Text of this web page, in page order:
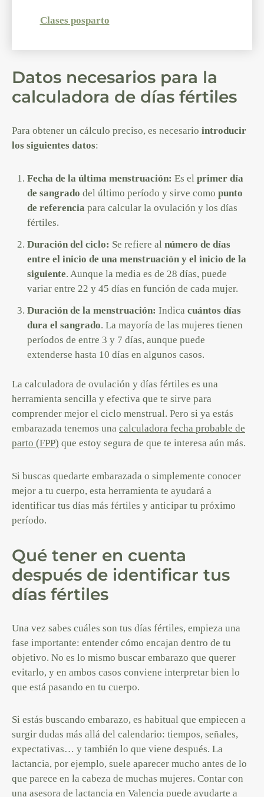
Clases posparto
Datos necesarios para la
calculadora de días fértiles
Para obtener un cálculo preciso, es necesario introducir
los siguientes datos:
Fecha de la última menstruación: Es el primer día
de sangrado del último período y sirve como punto
de referenciapara calcular la ovulación y los días
fértiles.
Duración del ciclo: Se refiere al número de días
entre el inicio de una menstruación y el inicio de la
siguiente. Aunque la media es de 28 días, puede
variar entre 22 y 45 días en función de cada mujer.
Duración de la menstruación: Indica cuántos días
dura el sangrado. La mayoría de las mujeres tienen
períodos de entre 3 y 7 días, aunque puede
extenderse hasta 10 días en algunos casos.
La calculadora de ovulación y días fértiles es una
herramienta sencilla y efectiva que te sirve para
comprender mejor el ciclo menstrual. Pero si ya estás
embarazada tenemos una calculadora fecha probable de
parto (FPP) que estoy segura de que te interesa aún más.
Si buscas quedarte embarazada o simplemente conocer
mejor a tu cuerpo, esta herramienta te ayudará a
identificar tus días más fértiles y anticipar tu próximo
período.
Qué tener en cuenta
después de identificar tus
días fértiles
Una vez sabes cuáles son tus días fértiles, empieza una
fase importante: entender cómo encajan dentro de tu
objetivo. No es lo mismo buscar embarazo que querer
evitarlo, y en ambos casos conviene interpretar bien lo
que está pasando en tu cuerpo.
Si estás buscando embarazo, es habitual que empiecen a
surgir dudas más allá del calendario: tiempos, señales,
expectativas… y también lo que viene después. La
lactancia, por ejemplo, suele aparecer mucho antes de lo
que parece en la cabeza de muchas mujeres. Contar con
una asesora de lactancia en Valencia puede ayudarte a